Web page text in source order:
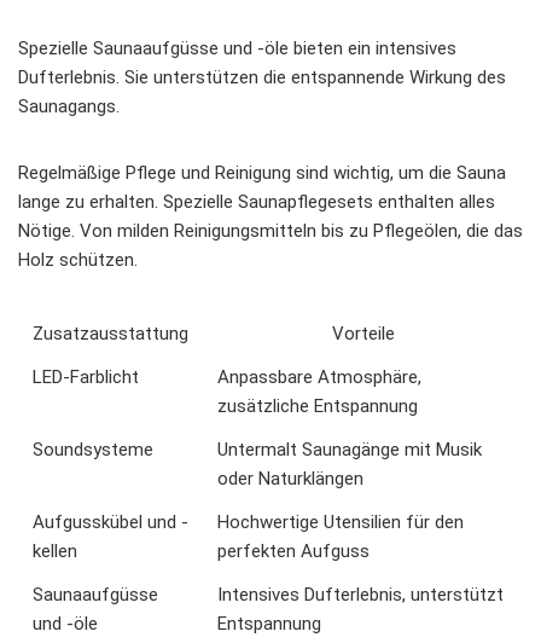
Spezielle Saunaaufgüsse und -öle bieten ein intensives
Dufterlebnis. Sie unterstützen die entspannende Wirkung des
Saunagangs.
Regelmäßige Pflege und Reinigung sind wichtig, um die Sauna
lange zu erhalten. Spezielle Saunapflegesets enthalten alles
Nötige. Von milden Reinigungsmitteln bis zu Pflegeölen, die das
Holz schützen.
Zusatzausstattung
Vorteile
LED-Farblicht
Anpassbare Atmosphäre,
zusätzliche Entspannung
Soundsysteme
Untermalt Saunagänge mit Musik
oder Naturklängen
Aufgusskübel und -
kellen
Hochwertige Utensilien für den
perfekten Aufguss
Saunaaufgüsse
und -öle
Intensives Dufterlebnis, unterstützt
Entspannung